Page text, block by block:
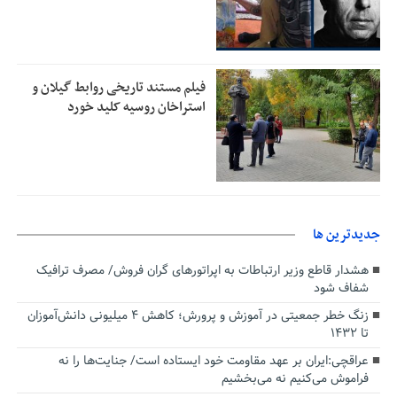
فیلم مستند تاریخی روابط گیلان و
استراخان روسیه کلید خورد
جديدترين ها
هشدار قاطع وزیر ارتباطات به اپراتورهای گران فروش/ مصرف ترافیک
شفاف شود
زنگ خطر جمعیتی در آموزش و پرورش؛ کاهش ۴ میلیونی دانش‌آموزان
تا ۱۴۳۲
عراقچی:ایران بر عهد مقاومت خود ایستاده است/ جنایت‌ها را نه
فراموش می‌کنیم نه می‌بخشیم